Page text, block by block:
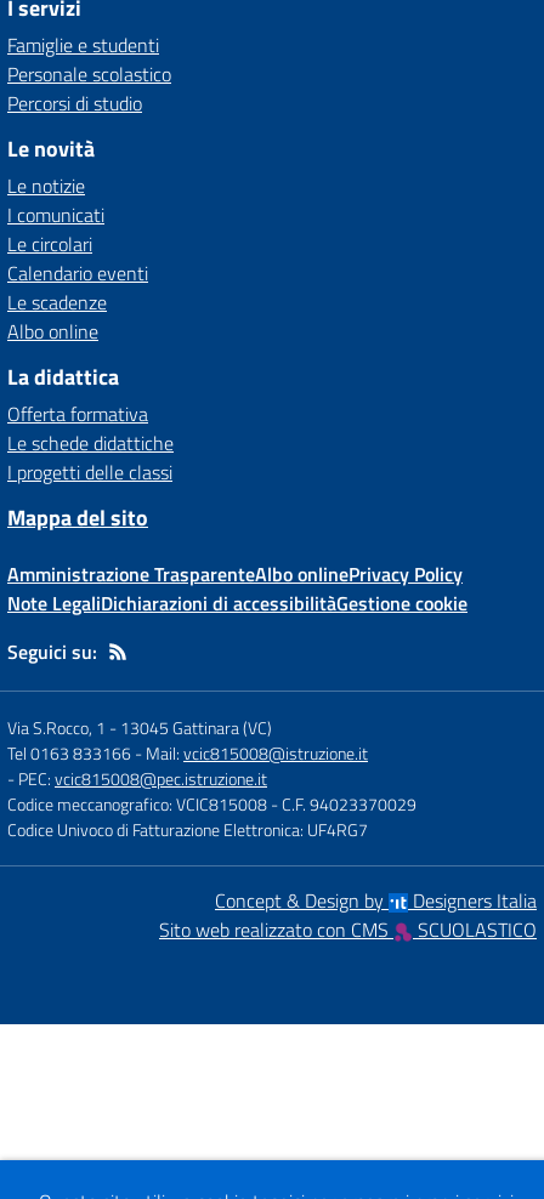
I servizi
Famiglie e studenti
Personale scolastico
Percorsi di studio
Le novità
Le notizie
I comunicati
Le circolari
Calendario eventi
Le scadenze
Albo online
La didattica
Offerta formativa
Le schede didattiche
I progetti delle classi
Mappa del sito
Amministrazione TrasparenteAlbo onlinePrivacy Policy
Note LegaliDichiarazioni di accessibilitàGestione cookie
Seguici su:
Via S.Rocco, 1 -13045 Gattinara (VC)
Tel 0163 833166- Mail:vcic815008@istruzione.it
- PEC:vcic815008@pec.istruzione.it
Codice meccanografico: VCIC815008- C.F. 94023370029
Codice Univoco di Fatturazione Elettronica: UF4RG7
Concept & Design by
Designers Italia
Sito web realizzato con CMS
SCUOLASTICO